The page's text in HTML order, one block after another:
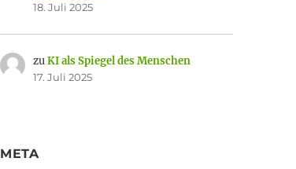
18. Juli 2025
zuKI als Spiegel des Menschen
17. Juli 2025
META